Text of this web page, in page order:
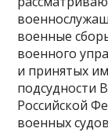
военные
военного
и принятых
подсудности
Российской
военных